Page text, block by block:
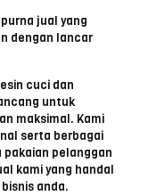
jual yang
dengan lancar
cuci dan
untuk
maksimal. Kami
serta berbagai
pelanggan
kami yang handal
anda.